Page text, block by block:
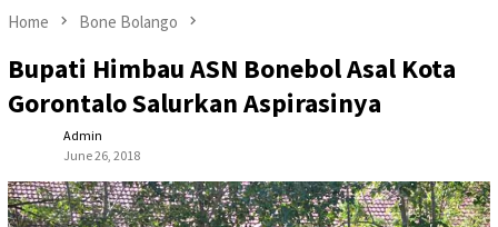
Home Bone Bolango
Bupati Himbau ASN Bonebol Asal Kota
Gorontalo Salurkan Aspirasinya
Admin
June 26, 2018